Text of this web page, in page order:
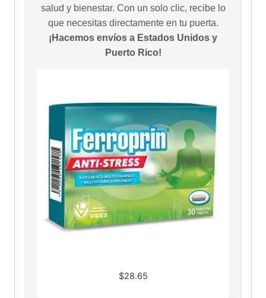
salud y bienestar. Con un solo clic, recibe lo
que necesitas directamente en tu puerta.
¡Hacemos envíos a Estados Unidos y
Puerto Rico!
$28.65